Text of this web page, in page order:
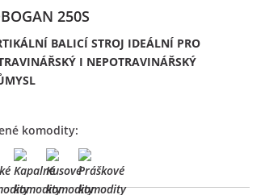
250S
BALICÍ STROJ IDEÁLNÍ PRO
I NEPOTRAVINÁŘSKÝ
komodity: